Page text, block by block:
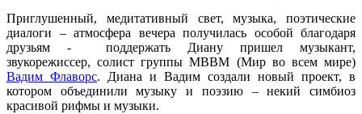
Приглушенный, медитативный свет, музыка, поэтические
диалоги – атмосфера вечера получилась особой благодаря
друзьям - поддержать Диану пришел музыкант,
звукорежиссер, солист группы МВВМ (Мир во всем мире)
Вадим Флаворс. Диана и Вадим создали новый проект, в
котором объединили музыку и поэзию – некий симбиоз
красивой рифмы и музыки.